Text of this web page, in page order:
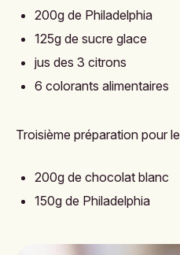
200g de Philadelphia
125g de sucre glace
jus des 3 citrons
6 colorants alimentaires
Troisième préparation pour le
200g de chocolat blanc
150g de Philadelphia